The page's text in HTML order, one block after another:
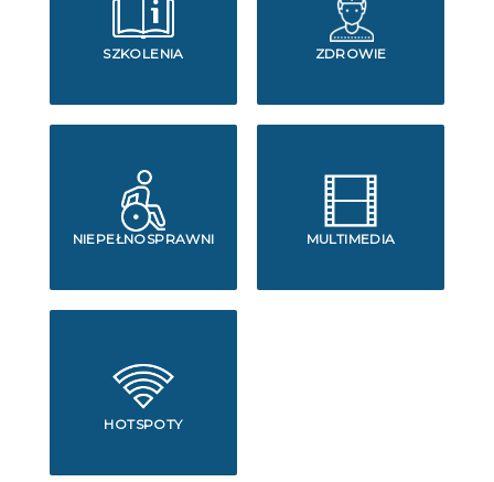
SZKOLENIA ZDROWIE
NIEPEŁNOSPRAWNI MULTIMEDIA
HOTSPOTY